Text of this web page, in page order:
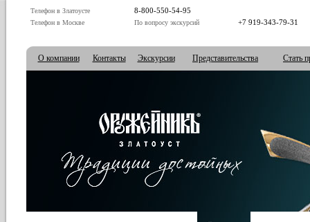
Телефон в Златоусте 8-800-550-54-95
Телефон в Москве По вопросу экскурсий +7 919-343-79-31
О компании Контакты Экскурсии Представительства Стать